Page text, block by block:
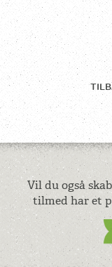
Vil du også
tilmed har et